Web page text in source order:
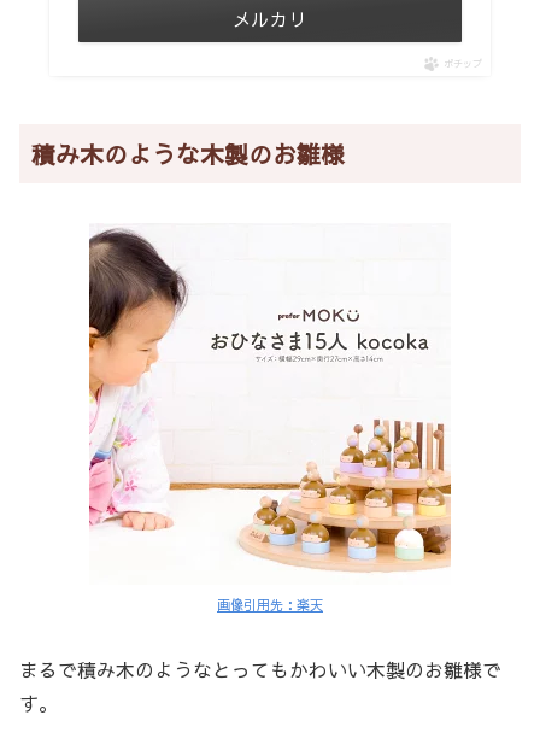
メルカリ
ポチップ
積み木のような木製のお雛様
画像引用先：楽天
まるで積み木のようなとってもかわいい木製のお雛様で
す。